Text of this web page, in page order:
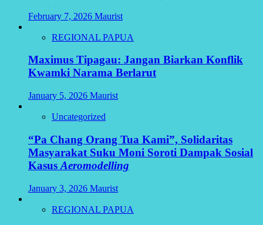
February 7, 2026 Maurist
REGIONAL PAPUA
Maximus Tipagau: Jangan Biarkan Konflik
Kwamki Narama Berlarut
January 5, 2026 Maurist
Uncategorized
“Pa Chang Orang Tua Kami”, Solidaritas
Masyarakat Suku Moni Soroti Dampak Sosial
Kasus Aeromodelling
January 3, 2026 Maurist
REGIONAL PAPUA